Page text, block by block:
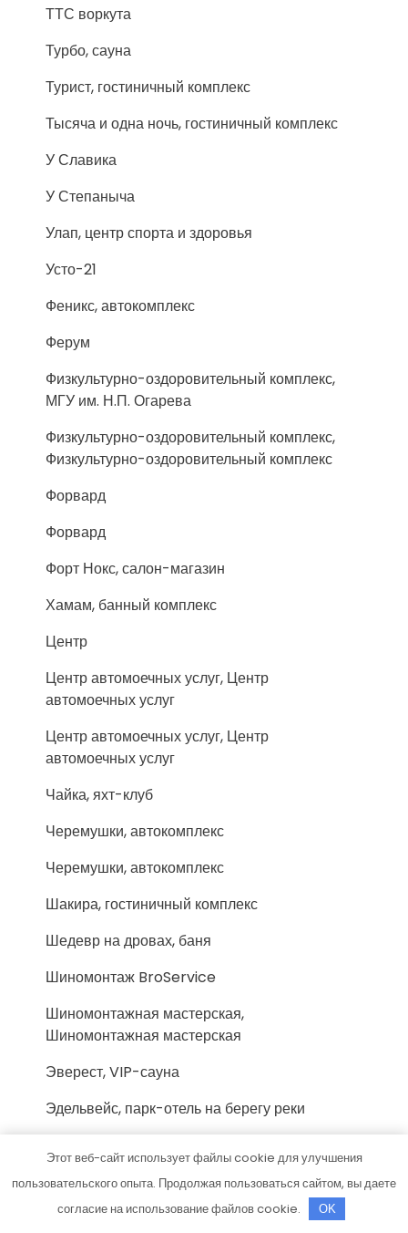
ТТС воркута
Турбо, сауна
Турист, гостиничный комплекс
Тысяча и одна ночь, гостиничный комплекс
У Славика
У Степаныча
Улап, центр спорта и здоровья
Усто-21
Феникс, автокомплекс
Ферум
Физкультурно-оздоровительный комплекс,
МГУ им. Н.П. Огарева
Физкультурно-оздоровительный комплекс,
Физкультурно-оздоровительный комплекс
Форвард
Форвард
Форт Нокс, салон-магазин
Хамам, банный комплекс
Центр
Центр автомоечных услуг, Центр
автомоечных услуг
Центр автомоечных услуг, Центр
автомоечных услуг
Чайка, яхт-клуб
Черемушки, автокомплекс
Черемушки, автокомплекс
Шакира, гостиничный комплекс
Шедевр на дровах, баня
Шиномонтаж BroService
Шиномонтажная мастерская,
Шиномонтажная мастерская
Эверест, VIP-сауна
Эдельвейс, парк-отель на берегу реки
Эксклюзив, Сауна Байкал
Эксклюзив, Сауна Купель
Этот веб-сайт использует файлы cookie для улучшения
пользовательского опыта. Продолжая пользоваться сайтом, вы даете
согласие на использование файлов cookie.
OK